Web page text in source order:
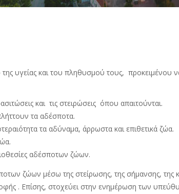
υγείας και του πληθυσμού τους, προκειμένου
και τις στειρώσεις όπου απαιτούνται.
τα αδέσποτα.
τα αδύναμα, άρρωστα και επιθετικά ζώα.
αδέσποτων ζώων.
ζώων μέσω της στείρωσης, της σήμανσης, της
. Επίσης, στοχεύει στην ενημέρωση των